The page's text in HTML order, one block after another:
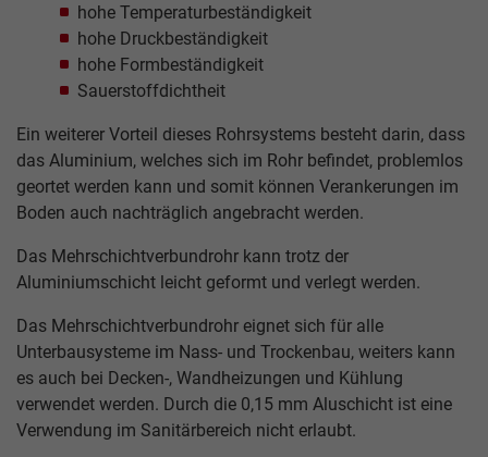
hohe Temperaturbeständigkeit
hohe Druckbeständigkeit
hohe Formbeständigkeit
Sauerstoffdichtheit
Ein weiterer Vorteil dieses Rohrsystems besteht darin, dass
das Aluminium, welches sich im Rohr befindet, problemlos
geortet werden kann und somit können Verankerungen im
Boden auch nachträglich angebracht werden.
Das Mehrschichtverbundrohr kann trotz der
Aluminiumschicht leicht geformt und verlegt werden.
Das Mehrschichtverbundrohr eignet sich für alle
Unterbausysteme im Nass- und Trockenbau, weiters kann
es auch bei Decken-, Wandheizungen und Kühlung
verwendet werden. Durch die 0,15 mm Aluschicht ist eine
Verwendung im Sanitärbereich nicht erlaubt.